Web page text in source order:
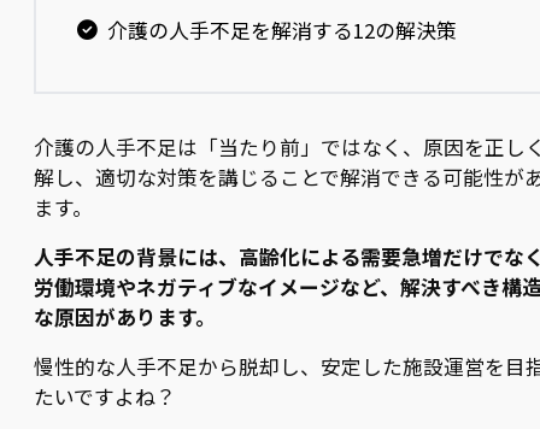
介護の人手不足を解消する12の解決策
介護の人手不足は「当たり前」ではなく、原因を正し
解し、適切な対策を講じることで解消できる可能性が
ます。
人手不足の背景には、高齢化による需要急増だけでな
労働環境やネガティブなイメージなど、解決すべき構
な原因があります。
慢性的な人手不足から脱却し、安定した施設運営を目
たいですよね？